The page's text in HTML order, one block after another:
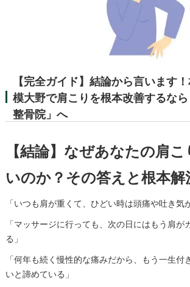
【完全ガイド】結論から言います
模大野で肩こりを根本改善するな
整骨院」へ
【結論】なぜあなたの肩
いのか？その答えと根本解
「いつも肩が重くて、ひどい時は頭痛や吐き気
「マッサージに行っても、次の日にはもう肩が
る」
「何年も続く慢性的な痛みだから、もう一生付
いと諦めている」